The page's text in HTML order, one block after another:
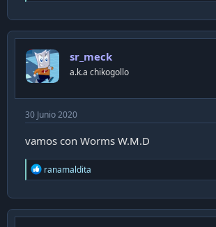
c
t
o
n
s
sr_meck
a.k.a chikogollo
30 Junio 2020
vamos con Worms W.M.D
R
e
c
t
ranamaldita